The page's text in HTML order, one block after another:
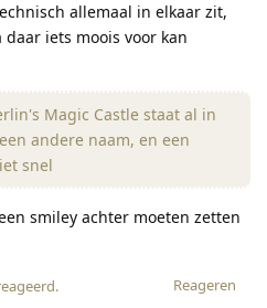
allemaal in elkaar zit,
iets moois voor kan
Magic Castle staat al in
andere naam, en een
snel
smiley achter moeten zetten
Reageren
.